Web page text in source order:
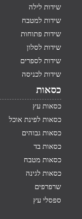
שידות לילה
שידות למטבח
שידות פתוחות
שידות לסלון
שידות לספרים
שידות לכניסה
כסאות
כסאות עץ
כסאות לפינת אוכל
כסאות גבוהים
כסאות בד
כסאות מטבח
כסאות לגינה
שרפרפים
ספסלי עץ